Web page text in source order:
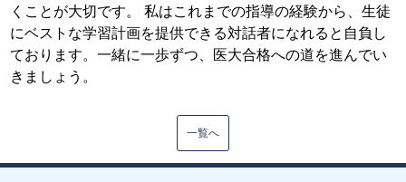
くことが大切です。 私はこれまでの指導の経験から、生徒
にベストな学習計画を提供できる対話者になれると自負し
ております。一緒に一歩ずつ、医大合格への道を進んでい
きましょう。
一覧へ